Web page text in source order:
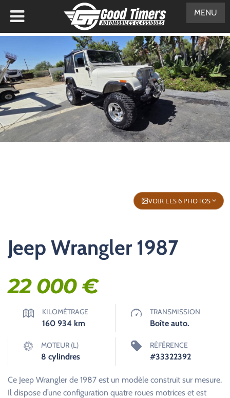
VOIR LES 6 PHOTOS
Jeep Wrangler 1987
22 000€
KILOMÉTRAGE
160 934 km
TRANSMISSION
Boîte auto.
MOTEUR (L)
8 cylindres
RÉFÉRENCE
#33322392
Ce Jeep Wrangler de 1987 est un modèle construit sur mesure.
Il dispose d’une configuration quatre roues motrices et est
MENU